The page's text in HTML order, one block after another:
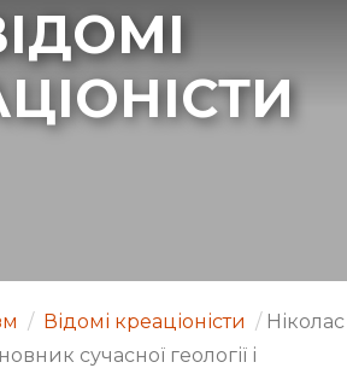
/ Відомі креаціоністи / Ніколас
сучасної геології і